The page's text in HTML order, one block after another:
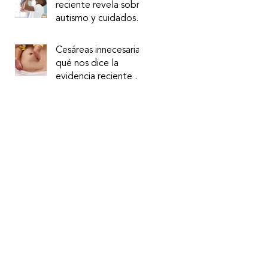
reciente revela sobre
autismo y cuidados
Cesáreas innecesarias:
qué nos dice la
evidencia reciente y